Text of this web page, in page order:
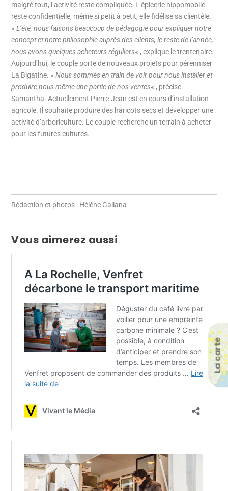
La carte
malgré tout, l’activité reste compliquée. L’épicerie hippomobile
reste confidentielle, même si petit à petit, elle fidélise sa clientèle.
«L’été, nous faisons beaucoup de pédagogie pour expliquer notre
concept et notre philosophie auprès des clients, le reste de l’année,
nous avons quelques acheteurs réguliers« , explique le trentenaire.
Aujourd’hui, le couple porte de nouveaux projets pour pérenniser
La Bigatine. «Nous sommes en train de voir pour nous installer et
produire nous même une partie de nos ventes« , précise
Samantha. Actuellement Pierre-Jean est en cours d’installation
agricole. Il souhaite produire des haricots secs et développer une
activité d’arboriculture. Le couple recherche un terrain à acheter
pour les futures cultures.
Rédaction et photos : Hélène Galiana
Vous aimerez aussi